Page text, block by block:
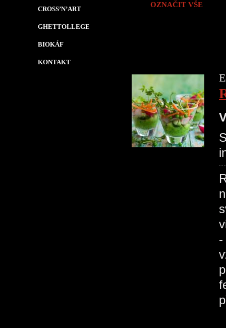
CROSS’N’ART
GHETTOLLEGE
BIOKÁF
KONTAKT
OZNAČIT VŠE
-